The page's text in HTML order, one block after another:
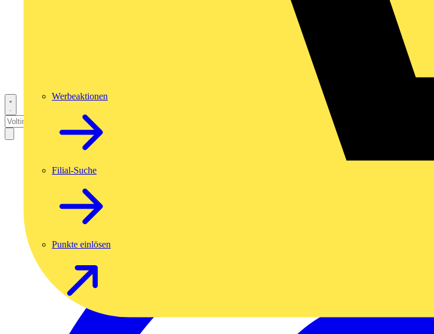
Werbeaktionen
Filial-Suche
Punkte einlösen